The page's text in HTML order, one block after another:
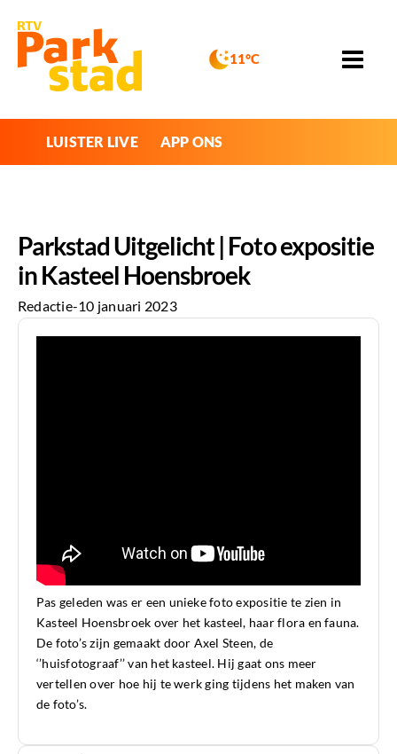
11°C
LUISTER LIVE APP ONS
Parkstad Uitgelicht | Foto expositie
in Kasteel Hoensbroek
Redactie-10 januari 2023
Pas geleden was er een unieke foto expositie te zien in
Kasteel Hoensbroek over het kasteel, haar flora en fauna.
De foto’s zijn gemaakt door Axel Steen, de
‘’huisfotograaf’’ van het kasteel. Hij gaat ons meer
vertellen over hoe hij te werk ging tijdens het maken van
de foto’s.